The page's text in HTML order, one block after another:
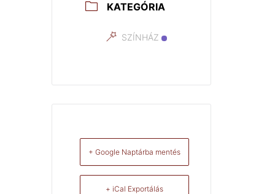
KATEGÓRIA
SZÍNHÁZ
+ Google Naptárba mentés
+ iCal Exportálás